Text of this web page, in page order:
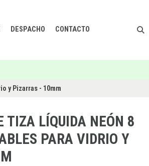
DESPACHO CONTACTO
y Pizarras - 10mm
TIZA LÍQUIDA NEÓN 8
PARA VIDRIO Y